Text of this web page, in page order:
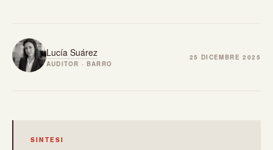
Lucía Suárez
AUDITOR · BARRO
25 DICEMBRE 2025
SINTESI